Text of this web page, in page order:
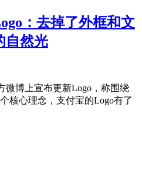
：去掉了外框和文
自然光
微博上宣布更新Logo，称围绕
核心理念，支付宝的Logo有了